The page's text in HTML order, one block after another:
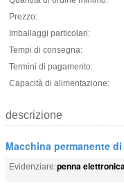
Prezzo:
Imballaggi particolari:
Tempi di consegna:
Termini di pagamento:
Capacità di alimentazione:
descrizione
Macchina permanente
Evidenziare:penna